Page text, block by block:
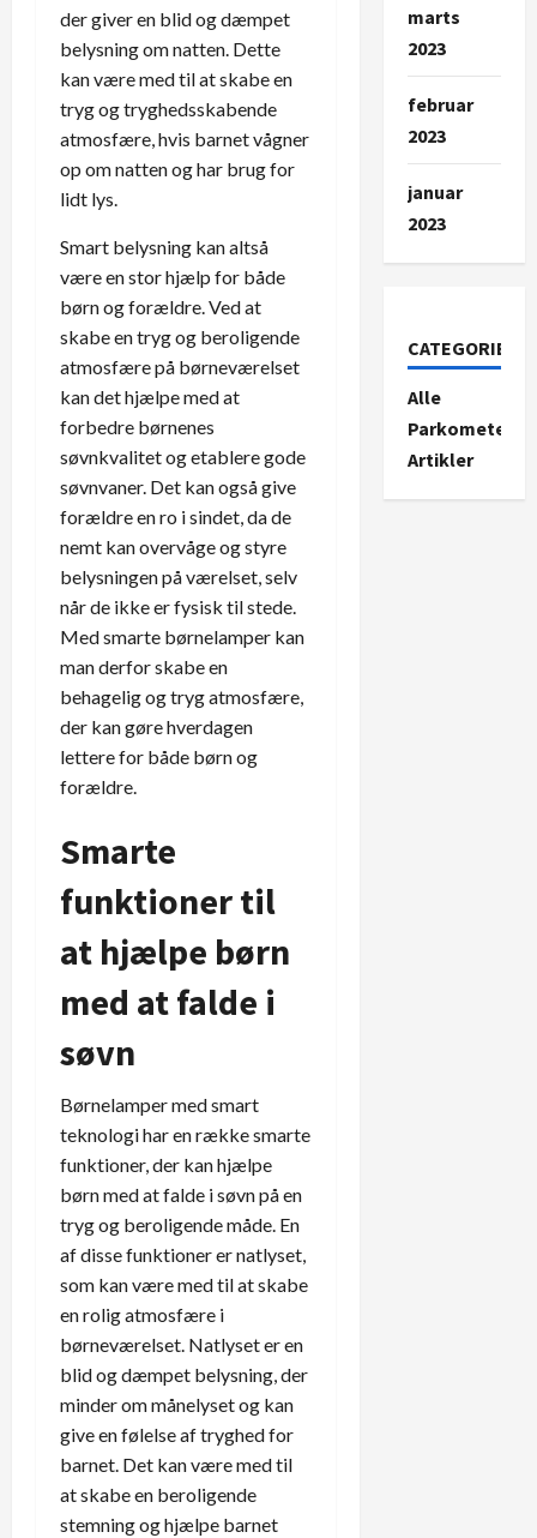
der giver en blid og dæmpet
belysning om natten. Dette
kan være med til at skabe en
tryg og tryghedsskabende
atmosfære, hvis barnet vågner
op om natten og har brug for
lidt lys.
Smart belysning kan altså
være en stor hjælp for både
børn og forældre. Ved at
skabe en tryg og beroligende
atmosfære på børneværelset
kan det hjælpe med at
forbedre børnenes
søvnkvalitet og etablere gode
søvnvaner. Det kan også give
forældre en ro i sindet, da de
nemt kan overvåge og styre
belysningen på værelset, selv
når de ikke er fysisk til stede.
Med smarte børnelamper kan
man derfor skabe en
behagelig og tryg atmosfære,
der kan gøre hverdagen
lettere for både børn og
forældre.
Smarte
funktioner til
at hjælpe børn
med at falde i
søvn
Børnelamper med smart
teknologi har en række smarte
funktioner, der kan hjælpe
børn med at falde i søvn på en
tryg og beroligende måde. En
af disse funktioner er natlyset,
som kan være med til at skabe
en rolig atmosfære i
børneværelset. Natlyset er en
blid og dæmpet belysning, der
minder om månelyset og kan
give en følelse af tryghed for
barnet. Det kan være med til
at skabe en beroligende
stemning og hjælpe barnet
marts
2023
februar
2023
januar
2023
CATEGORIES
Alle
Parkometer-
Artikler